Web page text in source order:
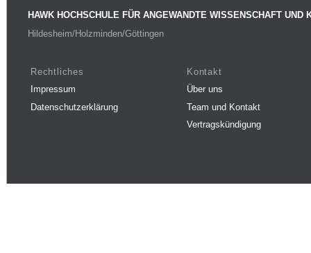
HAWK HOCHSCHULE FÜR ANGEWANDTE WISSENSCHAFT UND
Hildesheim/Holzminden/Göttingen
Rechtliches
Impressum
Datenschutzerklärung
Kontakt
Über uns
Team und Kontakt
Vertragskündigung